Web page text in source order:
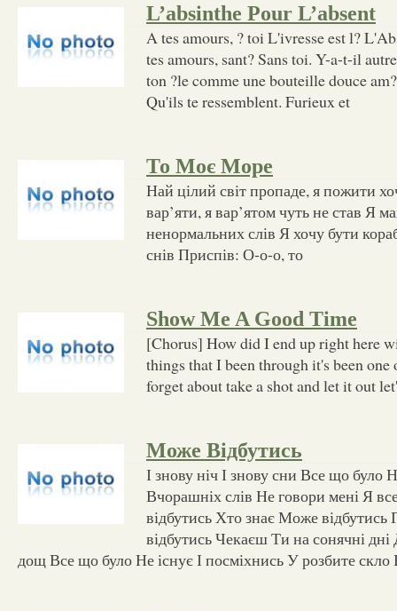
L’absinthe Pour L’absent
A tes amours, ? toi L'ivresse est l?
tes amours, sant? Sans toi. Y-a-t-il
ton ?le comme une bouteille douce
Qu'ils te ressemblent. Furieux et
То Моє Море
Най цілий світ пропаде, я пожити
вар’яти, я вар’ятом чуть не став Я
ненормальних слів Я хочу бути
снів Приспів: О-о-о, то
Show Me A Good Time
[Chorus] How did I end up right here
things that I been through it's been
forget about take a shot and let it out
Може Відбутись
І знову ніч І знову сни Все що було
Вчорашніх слів Не говори мені Я
відбутись Хто знає Може
відбутись Чекаєш Ти на сонячні
дощ Все що було Не існує І посміхнись У розбите скло